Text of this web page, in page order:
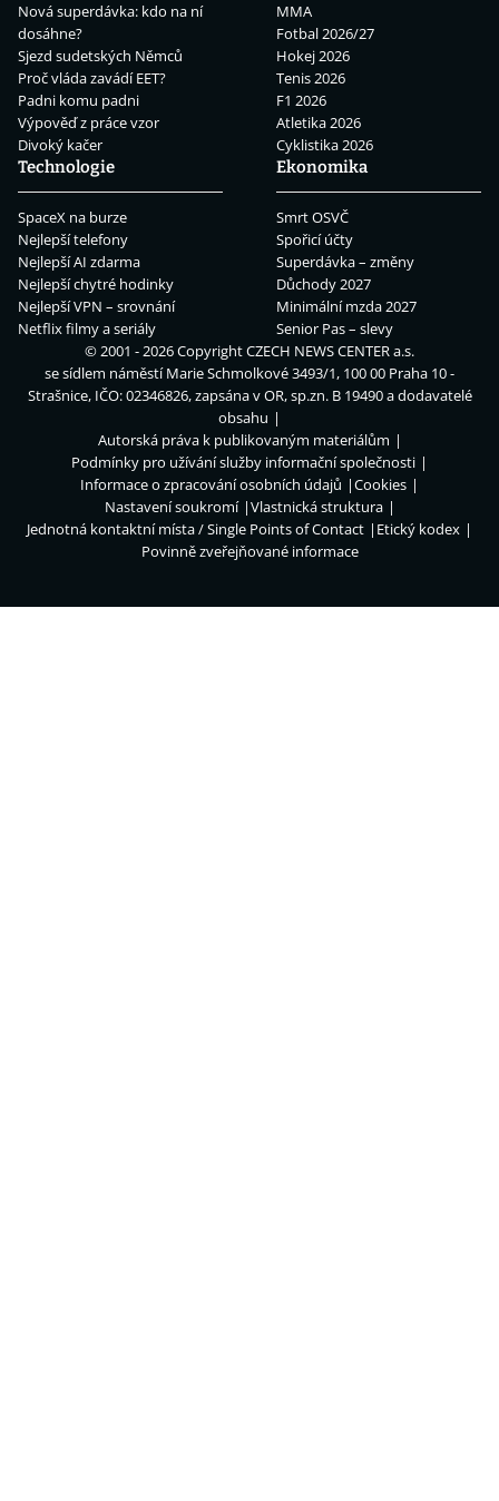
Nová superdávka: kdo na ní
dosáhne?
Sjezd sudetských Němců
Proč vláda zavádí EET?
Padni komu padni
Výpověď z práce vzor
Divoký kačer
MMA
Fotbal 2026/27
Hokej 2026
Tenis 2026
F1 2026
Atletika 2026
Cyklistika 2026
Technologie
SpaceX na burze
Nejlepší telefony
Nejlepší AI zdarma
Nejlepší chytré hodinky
Nejlepší VPN – srovnání
Netflix filmy a seriály
Ekonomika
Smrt OSVČ
Spořicí účty
Superdávka – změny
Důchody 2027
Minimální mzda 2027
Senior Pas – slevy
© 2001 - 2026 CopyrightCZECH NEWS CENTER a.s.
se sídlem náměstí Marie Schmolkové 3493/1, 100 00 Praha 10 -
Strašnice, IČO: 02346826, zapsána v OR, sp.zn. B 19490 a dodavatelé
obsahu
Autorská práva k publikovaným materiálům
Podmínky pro užívání služby informační společnosti
Informace o zpracování osobních údajů
Cookies
Nastavení soukromí
Vlastnická struktura
Jednotná kontaktní místa / Single Points of Contact
Etický kodex
Povinně zveřejňované informace